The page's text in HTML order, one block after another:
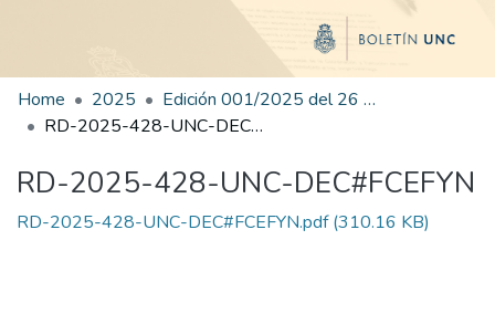
Home 2025
Edición 001/2025 del 26 de mayo de 2025
RD-2025-428-UNC-DEC#FCEFYN
RD-2025-428-UNC-DEC#FCEFYN
RD-2025-428-UNC-DEC#FCEFYN.pdf(310.16 KB)